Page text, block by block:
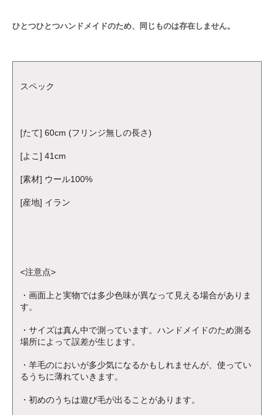
ひとつひとつハンドメイドのため、同じものは存在しません。
スペック
[たて] 60cm (フリンジ無しの長さ)
[よこ] 41cm
[素材] ウール100%
[産地] イラン
<注意点>
・画面上と実物では多少色味が異なって見える場合がありま
す。
・サイズは真ん中で測っています。ハンドメイドのため測る
場所によって誤差が生じます。
・羊毛のにおいが多少気になるかもしれませんが、使ってい
るうちに薄れていきます。
・初めのうちは遊び毛が出ることがあります。